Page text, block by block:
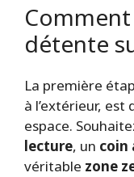
détente
La première
à l’extérieur,
espace.
lecture, un coin
véritable zone